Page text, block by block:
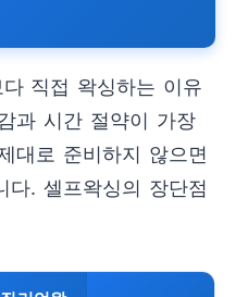
직접 왁싱하는 이유
과 시간 절약이 가장
대로 준비하지 않으면
다. 셀프왁싱의 장단점